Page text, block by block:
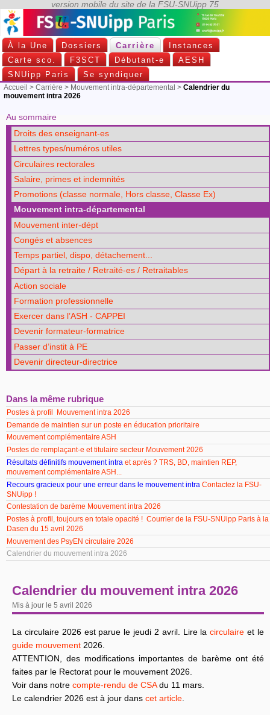
À la Une Dossiers Carrière
Instances
Carte sco.
F3SCT Débutant-e
AESH
SNUipp Paris
Se syndiquer
Accueil >Carrière > Mouvement intra-départemental >Calendrier du
mouvement intra 2026
Au sommaire
Droits des enseignant-es
Lettres types/numéros utiles
Circulaires rectorales
Salaire, primes et indemnités
Promotions (classe normale, Hors classe, Classe Ex)
Mouvement intra-départemental
Mouvement inter-dépt
Congés et absences
Temps partiel, dispo, détachement...
Départ à la retraite / Retraité-es / Retraitables
Action sociale
Formation professionnelle
Exercer dans l’ASH - CAPPEI
Devenir formateur-formatrice
Passer d’instit à PE
Devenir directeur-directrice
Dans la même rubrique
Postes à profil Mouvement intra 2026
Demande de maintien sur un poste en éducation prioritaire
Mouvement complémentaire ASH
Postes de remplaçant-e et titulaire secteur Mouvement 2026
Résultats définitifs mouvement intra et après ? TRS, BD, maintien REP,
mouvement complémentaire ASH...
Recours gracieux pour une erreur dans le mouvement intra Contactez la FSU-
SNUipp !
Contestation de barème Mouvement intra 2026
Postes à profil, toujours en totale opacité ! Courrier de la FSU-SNUipp Paris à la
Dasen du 15 avril 2026
Mouvement des PsyEN circulaire 2026
Calendrier du mouvement intra 2026
Calendrier du mouvement intra 2026
Mis à jour le 5 avril 2026
La circulaire 2026 est parue le jeudi 2 avril. Lire lacirculaire et le
guide mouvement 2026.
ATTENTION, des modifications importantes de barème ont été
faites par le Rectorat pour le mouvement 2026.
Voir dans notre compte-rendu de CSAdu 11 mars.
Le calendrier 2026 est à jour dans cet article.